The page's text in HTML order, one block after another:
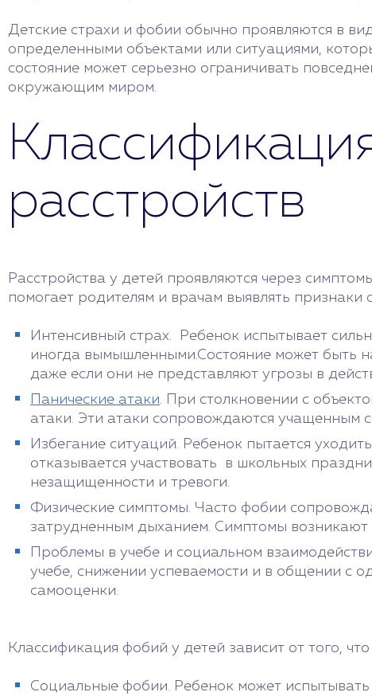
Детские страхи и фобии обычно проявляются в
определенными объектами или ситуациями,
состояние может серьезно ограничивать
окружающим миром.
расстройств
Расстройства у детей проявляются через
помогает родителям и врачам выявлять
Интенсивный страх. Ребенок испытывает
иногда вымышленными.Состояние может быть
даже если они не представляют угрозы в
Панические атаки. При столкновении с
атаки. Эти атаки сопровождаются учащенным
Избегание ситуаций. Ребенок пытается
отказывается участвовать в школьных
незащищенности и тревоги.
Физические симптомы. Часто фобии
затрудненным дыханием. Симптомы возникают
Проблемы в учебе и социальном
учебе, снижении успеваемости и в общении с
самооценки.
Классификация фобий у детей зависит от того,
Социальные фобии. Ребенок может